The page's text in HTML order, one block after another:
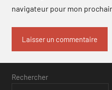
navigateur pour mon
Rechercher